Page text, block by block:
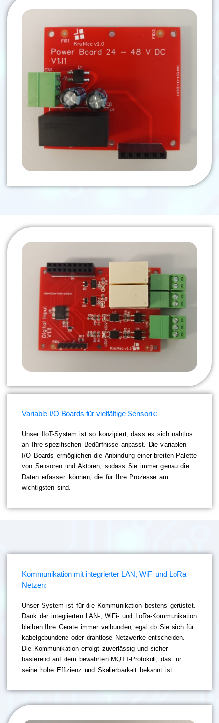
Variable I/O Boards für vielfältige Sensorik:
Unser IIoT-System ist so konzipiert, dass es sich nahtlos
an Ihre spezifischen Bedürfnisse anpasst. Die variablen
I/O Boards ermöglichen die Anbindung einer breiten Palette
von Sensoren und Aktoren, sodass Sie immer genau die
Daten erfassen können, die für Ihre Prozesse am
wichtigsten sind.
Kommunikation mit integrierter LAN, WiFi und LoRa
Netzen:
Unser System ist für die Kommunikation bestens gerüstet.
Dank der integrierten LAN-, WiFi- und LoRa-Kommunikation
bleiben Ihre Geräte immer verbunden, egal ob Sie sich für
kabelgebundene oder drahtlose Netzwerke entscheiden.
Die Kommunikation erfolgt zuverlässig und sicher
basierend auf dem bewährten MQTT-Protokoll, das für
seine hohe Effizienz und Skalierbarkeit bekannt ist.